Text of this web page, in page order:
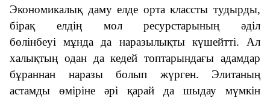
Экономикалық даму елде ортаклассты тудырды,
бірақ елдің мол ресурстарының әділ
бөлінбеуі
мұнда да наразылықтыкүшейтті. Ал
халықтың одан дакедей топтарындағы адамдар
бұраннан наразы болып жүрген. Элитаның
астамды өміріне әрі қарай да шыдау мүмкін